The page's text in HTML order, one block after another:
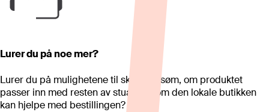
Lurer du på noe mer?
Lurer du på mulighetene til skreddersøm, om produktet
passer inn med resten av stua eller om den lokale butikken
kan hjelpe med bestillingen?